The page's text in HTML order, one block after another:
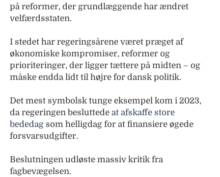
på reformer, der grundlæggende har ændret
velfærdsstaten.
I stedet har regeringsårene været præget af
økonomiske kompromiser, reformer og
prioriteringer, der ligger tættere på midten – og
måske endda lidt til højre for dansk politik.
Det mest symbolsk tunge eksempel kom i 2023,
da regeringen besluttede at afskaffe store
bededag som helligdag for at finansiere øgede
forsvarsudgifter.
Beslutningen udløste massiv kritik fra
fagbevægelsen.